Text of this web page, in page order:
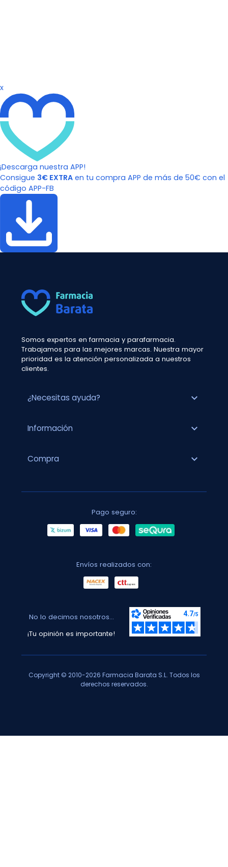
x
¡Descarga nuestra APP!
Consigue 3€ EXTRA en tu compra APP de más de 50€ con el
código APP-FB
Somos expertos en farmacia y parafarmacia.
Trabajamos para las mejores marcas. Nuestra mayor
prioridad es la atención personalizada a nuestros
clientes.
¿Necesitas ayuda? expand_more
Información expand_more
Compra expand_more
Pago seguro:
Envíos realizados con:
No lo decimos nosotros...
¡Tu opinión es importante!
Copyright © 2010-2026 Farmacia Barata S.L. Todos los
derechos reservados.